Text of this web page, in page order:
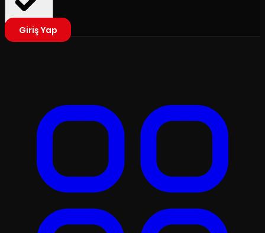
Giriş Yap